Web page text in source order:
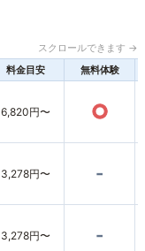
スクロールできます →
料金目安 無料体験
6,820円〜 ○
3,278円〜 -
3,278円〜 -